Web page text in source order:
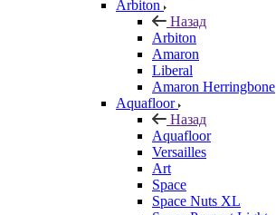
Arbiton
Назад
Arbiton
Amaron
Liberal
Amaron Herringbone
Aquafloor
Назад
Aquafloor
Versailles
Art
Space
Space Nuts XL